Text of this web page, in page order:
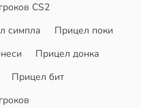
CS2
симпла
Прицел поки
Прицел донка
Прицел бит